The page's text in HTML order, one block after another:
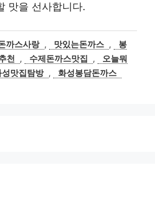
맛을 선사합니다.
까스사랑 , 맛있는돈까스 ,
봉
천 , 수제돈까스맛집 ,
오늘뭐
성맛집탐방 , 화성봉담돈까스